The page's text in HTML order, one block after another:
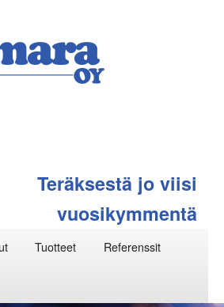
Teräksestä jo viisi
vuosikymmentä
Tuotteet Referenssit